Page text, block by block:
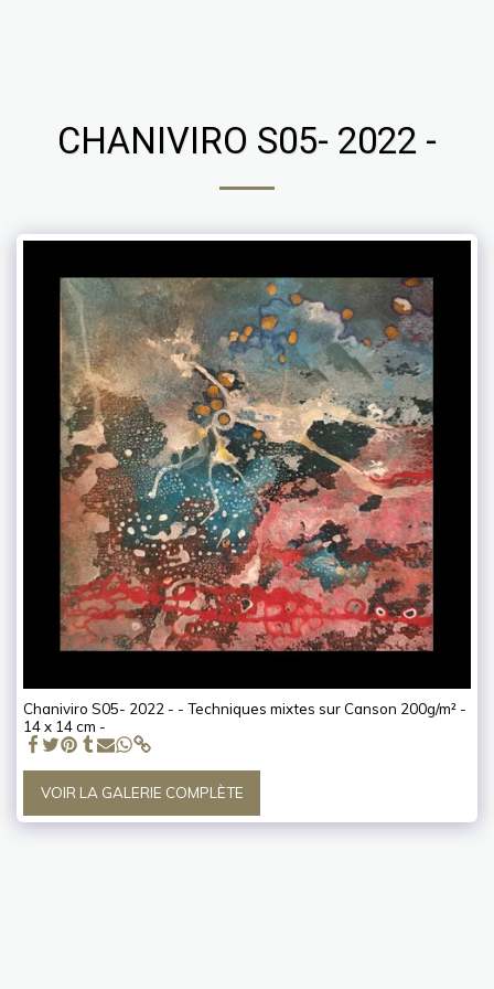
CHANIVIRO S05- 2022 -
Chaniviro S05- 2022 - - Techniques mixtes sur Canson 200g/m² -
14 x 14 cm -
VOIR LA GALERIE COMPLÈTE